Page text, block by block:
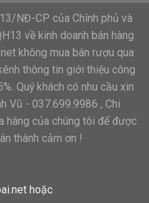
NĐ-CP của Chính phủ và
về kinh doanh bán hàng
không mua bán rượu qua
thông tin giới thiệu công
Quý khách có nhu cầu xin
Vũ - 037.699.9986 , Chi
hàng của chúng tôi để được
thành cảm ơn !
hoặc